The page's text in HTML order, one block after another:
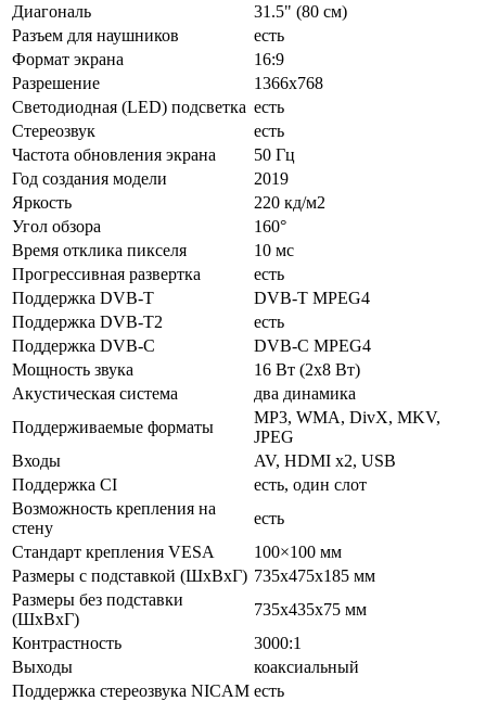
Диагональ
31.5" (80 см)
Разъем для наушников
есть
Формат экрана
16:9
Разрешение
1366x768
Светодиодная (LED) подсветка есть
Стереозвук
есть
Частота обновления экрана
50 Гц
Год создания модели
2019
Яркость
220 кд/м2
Угол обзора
160°
Время отклика пикселя
10 мс
Прогрессивная развертка
есть
Поддержка DVB-T
DVB-T MPEG4
Поддержка DVB-T2
есть
Поддержка DVB-C
DVB-C MPEG4
Мощность звука
16 Вт (2х8 Вт)
Акустическая система
два динамика
Поддерживаемые форматы
MP3, WMA, DivX, MKV,
JPEG
Входы
AV, HDMI x2, USB
Поддержка CI
есть, один слот
Возможность крепления на
стену
есть
Стандарт крепления VESA
100×100 мм
Размеры с подставкой (ШxВxГ) 735x475x185 мм
Размеры без подставки
(ШxВxГ)
735x435x75 мм
Контрастность
3000:1
Выходы
коаксиальный
Поддержка стереозвука NICAM есть